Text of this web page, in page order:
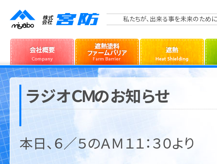
私たちが、出来る事を未来のために
ラジオＣＭのお知らせ
本日、６／５のＡＭ１１：３０より